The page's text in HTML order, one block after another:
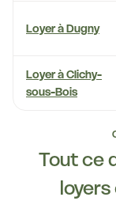
Loyer à Dugny
Loyer à Clichy-
sous-Bois
Tout ce